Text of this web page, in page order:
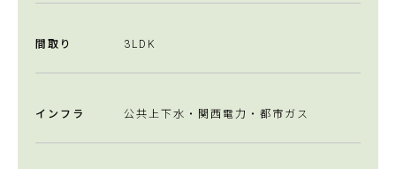
間取り 3LDK
インフラ 公共上下水・関西電力・都市ガス